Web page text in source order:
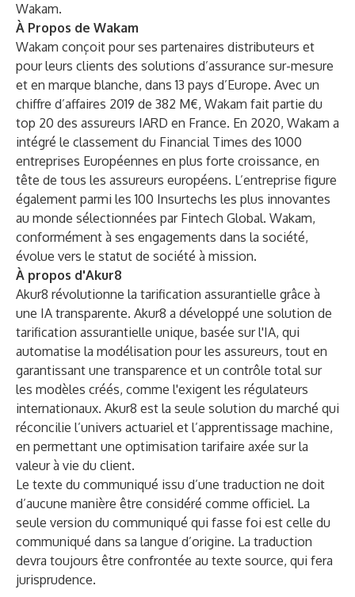
Wakam.
À Propos de Wakam
Wakam conçoit pour ses partenaires distributeurs et
pour leurs clients des solutions d’assurance sur-mesure
et en marque blanche, dans 13 pays d’Europe. Avec un
chiffre d’affaires 2019 de 382 M€, Wakam fait partie du
top 20 des assureurs IARD en France. En 2020, Wakam a
intégré le classement du Financial Times des 1000
entreprises Européennes en plus forte croissance, en
tête de tous les assureurs européens. L’entreprise figure
également parmi les 100 Insurtechs les plus innovantes
au monde sélectionnées par Fintech Global. Wakam,
conformément à ses engagements dans la société,
évolue vers le statut de société à mission.
À propos d'Akur8
Akur8 révolutionne la tarification assurantielle grâce à
une IA transparente. Akur8 a développé une solution de
tarification assurantielle unique, basée sur l'IA, qui
automatise la modélisation pour les assureurs, tout en
garantissant une transparence et un contrôle total sur
les modèles créés, comme l'exigent les régulateurs
internationaux. Akur8 est la seule solution du marché qui
réconcilie l’univers actuariel et l’apprentissage machine,
en permettant une optimisation tarifaire axée sur la
valeur à vie du client.
Le texte du communiqué issu d’une traduction ne doit
d’aucune manière être considéré comme officiel. La
seule version du communiqué qui fasse foi est celle du
communiqué dans sa langue d’origine. La traduction
devra toujours être confrontée au texte source, qui fera
jurisprudence.